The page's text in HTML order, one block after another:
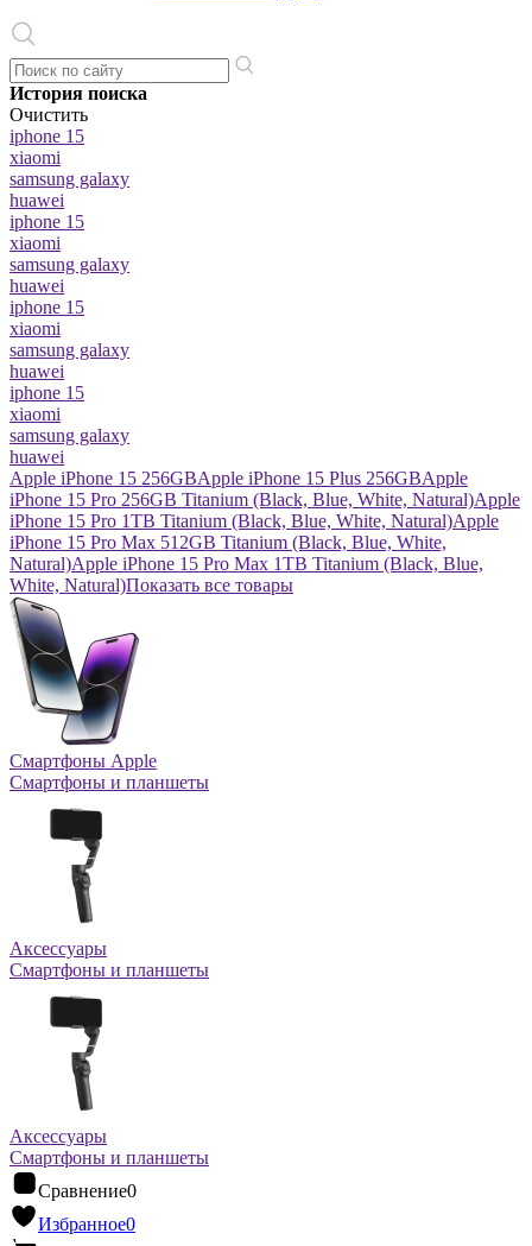
История поиска
Очистить
iphone 15
xiaomi
samsung galaxy
huawei
iphone 15
xiaomi
samsung galaxy
huawei
iphone 15
xiaomi
samsung galaxy
huawei
iphone 15
xiaomi
samsung galaxy
huawei
Apple iPhone 15 256GBApple iPhone 15 Plus 256GBApple
iPhone 15 Pro 256GB Titanium (Black, Blue, White, Natural)Apple
iPhone 15 Pro 1TB Titanium (Black, Blue, White, Natural)Apple
iPhone 15 Pro Max 512GB Titanium (Black, Blue, White,
Natural)Apple iPhone 15 Pro Max 1TB Titanium (Black, Blue,
White, Natural)Показать все товары
Смартфоны Apple
Смартфоны и планшеты
Аксессуары
Смартфоны и планшеты
Аксессуары
Смартфоны и планшеты
Сравнение0
Избранное0